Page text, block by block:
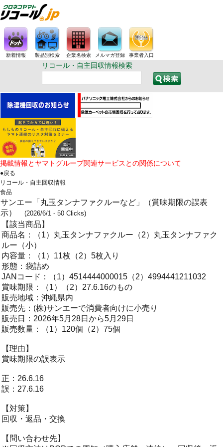
新着情報 製品別検索 企業名検索 メルマガ登録 事業者入口
リコール・自主回収情報検索
掲載情報とヤマトグループ関連サービスとの関係について
●戻る
リコール・自主回収情報
食品
サンエー「丸玉タンナファクルーなど」（賞味期限の誤表
示）
(2026/6/1 - 50 Clicks)
【該当商品】
商品名：（1）丸玉タンナファクルー（2）丸玉タンナファク
ルー（小）
内容量：（1）11枚（2）5枚入り
形態：袋詰め
JANコード：（1）4514444000015（2）4994441211032
賞味期限：（1）（2）27.6.16のもの
販売地域：沖縄県内
販売先：(株)サンエーで消費者向けに小売り
販売日：2026年5月28日から5月29日
販売数量：（1）120個（2）75個
【理由】
賞味期限の誤表示
正：26.6.16
誤：27.6.16
【対策】
回収・返品・交換
【問い合わせ先】